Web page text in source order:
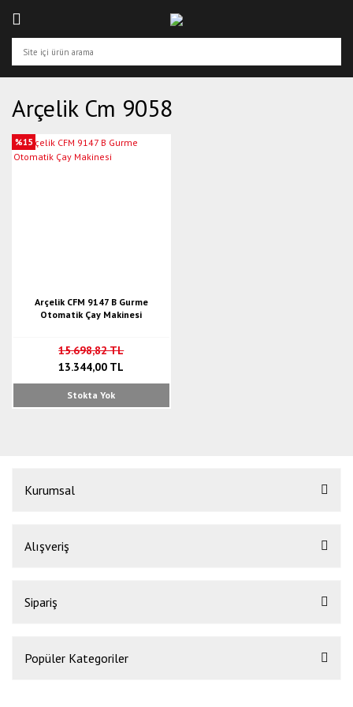
Arçelik Cm 9058
%15
Arçelik CFM 9147 B Gurme
Otomatik Çay Makinesi
15.698,82 TL
13.344,00 TL
Stokta Yok
Kurumsal
Alışveriş
Sipariş
Popüler Kategoriler